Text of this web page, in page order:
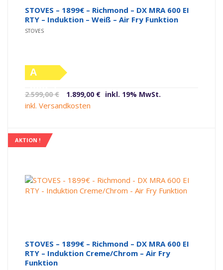
STOVES – 1899€ – Richmond – DX MRA 600 EI
RTY – Induktion – Weiß – Air Fry Funktion
STOVES
A
Label)
2.599,00€
Ursprünglicher
Preis
1.899,00 € Aktueller
inkl. 19% MwSt.
inkl. Versandkosten
AKTION !
STOVES – 1899€ – Richmond – DX MRA 600 EI
RTY – Induktion Creme/Chrom – Air Fry
Funktion